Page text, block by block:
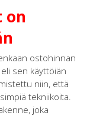
on
ostohinnan
sen käyttöiän
niin, että
tekniikoita.
joka